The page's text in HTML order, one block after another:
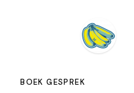
BOEK GESPREK